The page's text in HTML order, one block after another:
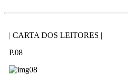
| CARTA DOS LEITORES |
P.08